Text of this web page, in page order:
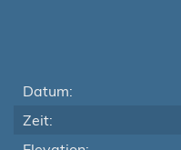
Datum:
Zeit: